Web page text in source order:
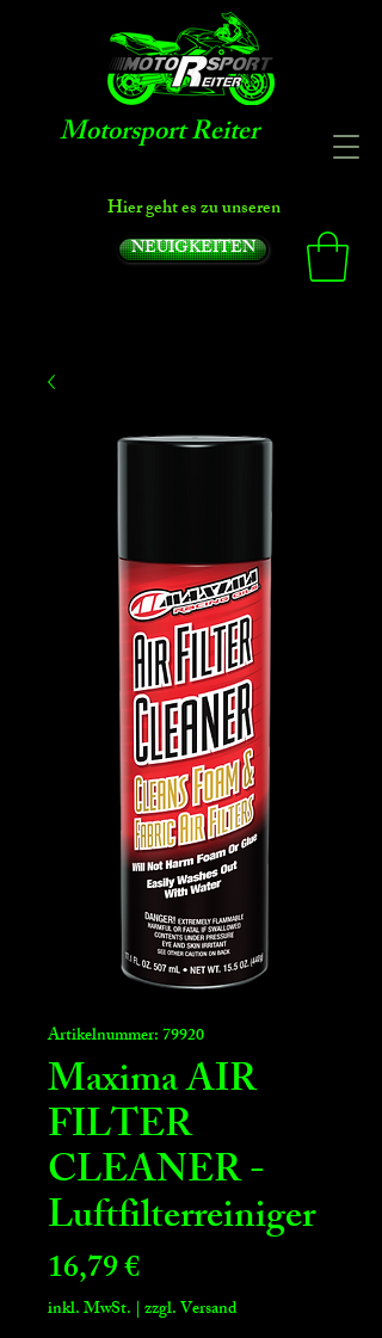
Motorsport Reiter
Hier geht es zu unseren
NEUIGKEITEN
Artikelnummer: 79920
Maxima AIR
FILTER
CLEANER -
Luftfilterreiniger
16,79 €Preis
inkl. MwSt. | zzgl. Versand